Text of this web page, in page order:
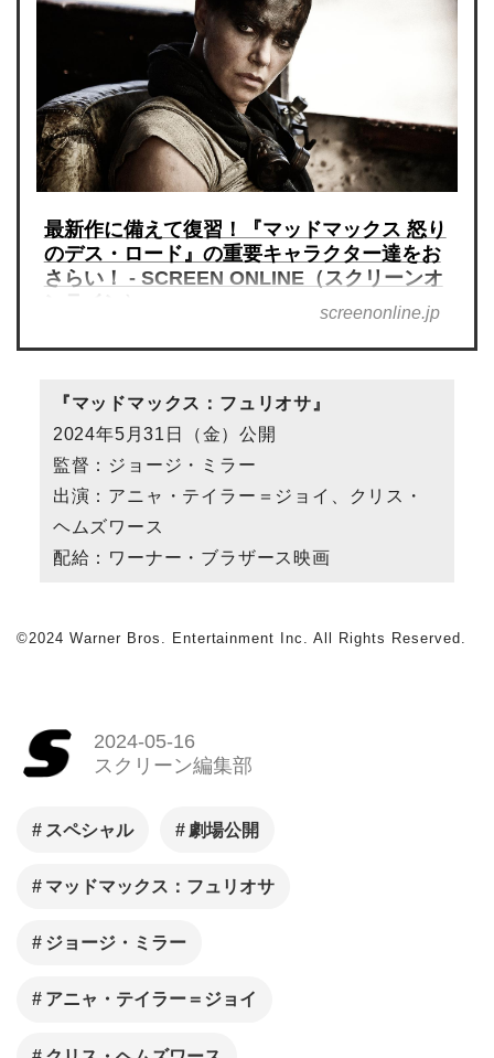
最新作に備えて復習！『マッドマックス 怒り
のデス・ロード』の重要キャラクター達をお
さらい！ - SCREEN ONLINE（スクリーンオ
screenonline.jp
『マッドマックス：フュリオサ』
2024年5月31日（金）公開
監督：ジョージ・ミラー
出演：アニャ・テイラー＝ジョイ、クリス・
ヘムズワース
配給：ワーナー・ブラザース映画
©2024 Warner Bros. Entertainment Inc. All Rights Reserved.
2024-05-16
スクリーン編集部
スペシャル 劇場公開
マッドマックス：フュリオサ
ジョージ・ミラー
アニャ・テイラー＝ジョイ